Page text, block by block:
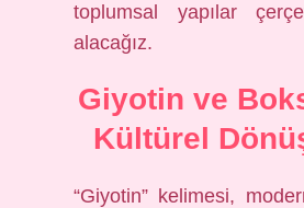
toplumsal yapılar
alacağız.
Giyotin ve
Kültürel
“Giyotin” kelimesi,